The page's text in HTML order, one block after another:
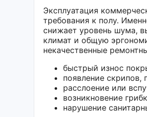
Эксплуатация
требования к полу.
снижает уровень шума,
климат и общую
некачественные
быстрый износ
появление скрипов,
расслоение или
возникновение
нарушение